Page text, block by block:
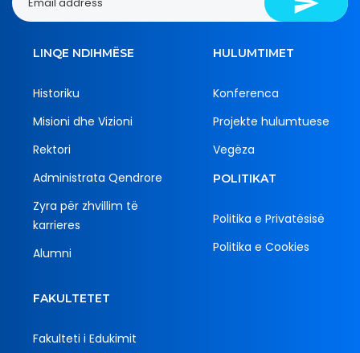
LINQE NDIHMËSE
Historiku
Misioni dhe Vizioni
Rektori
Administrata Qendrore
Zyra për zhvillim të
karrieres
Alumni
HULUMTIMET
Konferenca
Projekte hulumtuese
Vegëza
POLITIKAT
Politika e Privatësisë
Politika e Cookies
FAKULTETET
Fakulteti i Edukimit